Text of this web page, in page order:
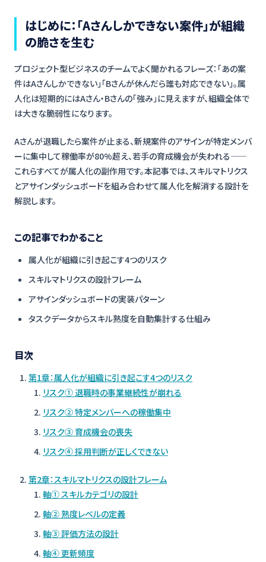
はじめに：「Aさんしかできない案件」が組織
の脆さを生む
プロジェクト型ビジネスのチームでよく聞かれるフレーズ：「あの案
件はAさんしかできない」「Bさんが休んだら誰も対応できない」。属
人化は短期的にはAさん・Bさんの「強み」に見えますが、組織全体で
は大きな脆弱性になります。
Aさんが退職したら案件が止まる、新規案件のアサインが特定メンバ
ーに集中して稼働率が80%超え、若手の育成機会が失われる——
これらすべてが属人化の副作用です。本記事では、スキルマトリクス
とアサインダッシュボードを組み合わせて属人化を解消する設計を
解説します。
この記事でわかること
属人化が組織に引き起こす4つのリスク
スキルマトリクスの設計フレーム
アサインダッシュボードの実装パターン
タスクデータからスキル熟度を自動集計する仕組み
目次
第1章：属人化が組織に引き起こす4つのリスク
リスク① 退職時の事業継続性が崩れる
リスク② 特定メンバーへの稼働集中
リスク③ 育成機会の喪失
リスク④ 採用判断が正しくできない
第2章：スキルマトリクスの設計フレーム
軸① スキルカテゴリの設計
軸② 熟度レベルの定義
軸③ 評価方法の設計
軸④ 更新頻度